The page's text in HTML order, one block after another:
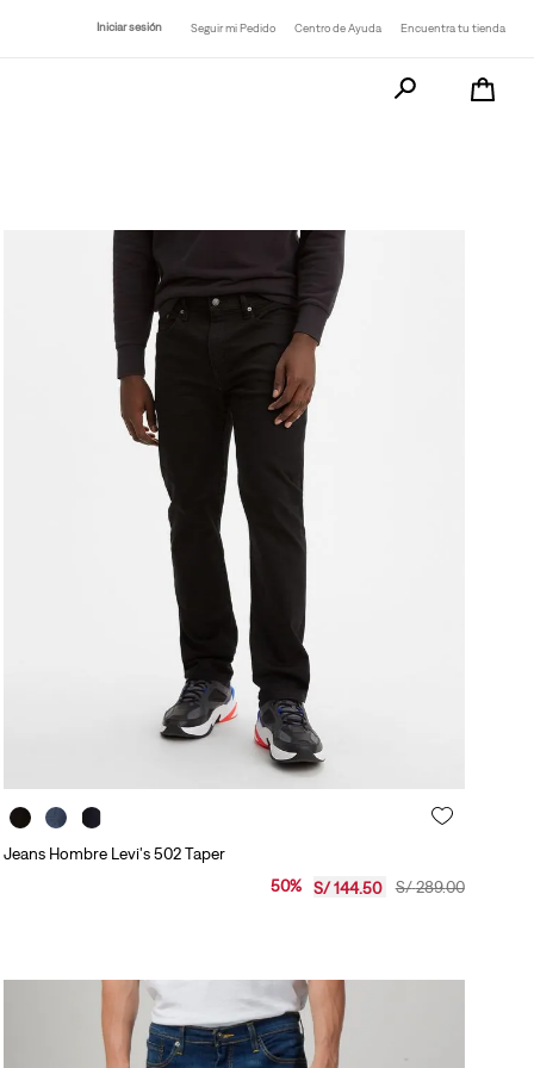
Iniciar sesión Seguir mi Pedido Centro de Ayuda Encuentra tu tienda
Busca tu producto
Jeans Hombre Levi's 502 Taper
S/289.00
50% S/144.50